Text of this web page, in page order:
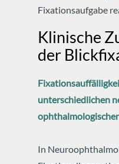
Fixationsaufgabe
Klinische
der
unterschiedlichen
In